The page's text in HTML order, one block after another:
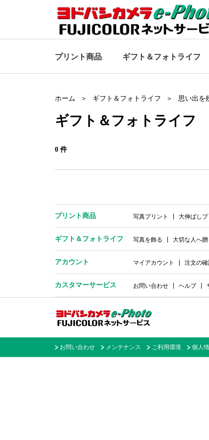
プリント商品 ギフト＆フォトライフ
ホーム ギフト＆フォトライフ 思い出を
ギフト＆ フォトライフ
0 件
プリント商品 写真プリント 大伸ばしプ
ギフト＆ フォトライフ 写真を飾る 大切な人へ贈
アカウント マイアカウント 注文の
カスタマーサービス お問い合わせ ヘルプ
お問い合わせ メンテナンス ご利用環境 個人